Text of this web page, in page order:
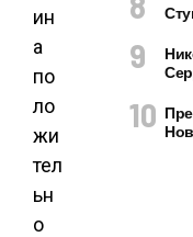
ин
а
по
ло
жи
тел
ьн
о